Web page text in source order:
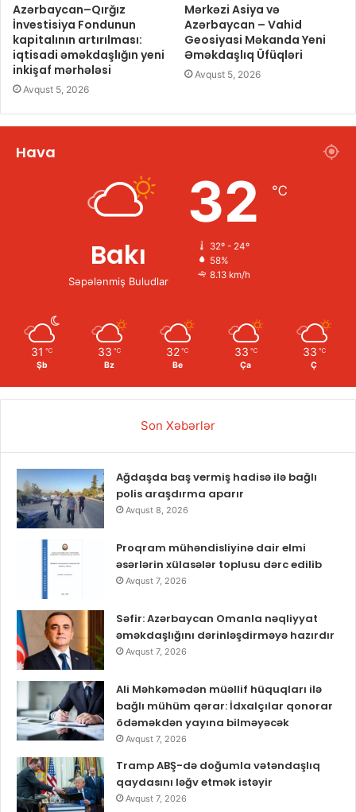
Azərbaycan–Qırğız
İnvestisiya Fondunun
kapitalının artırılması:
iqtisadi əməkdaşlığın yeni
inkişaf mərhələsi
Avqust 5, 2026
Mərkəzi Asiya və
Azərbaycan – Vahid
Geosiyasi Məkanda Yeni
Əməkdaşlıq Üfüqləri
Avqust 5, 2026
Hava
Bakı
Səpələnmiş Buludlar
32 ℃
32º - 24º
58%
8.13 km/h
31 ℃
Şb
33 ℃
Bz
32 ℃
Be
33 ℃
Ça
33 ℃
Ç
Son Xəbərlər
Ağdaşda baş vermiş hadisə ilə bağlı
polis araşdırma aparır
Avqust 8, 2026
Proqram mühəndisliyinə dair elmi
əsərlərin xülasələr toplusu dərc edilib
Avqust 7, 2026
Səfir: Azərbaycan Omanla nəqliyyat
əməkdaşlığını dərinləşdirməyə hazırdır
Avqust 7, 2026
Ali Məhkəmədən müəllif hüquqları ilə
bağlı mühüm qərar: İdxalçılar qonorar
ödəməkdən yayına bilməyəcək
Avqust 7, 2026
Tramp ABŞ-də doğumla vətəndaşlıq
qaydasını ləğv etmək istəyir
Avqust 7, 2026